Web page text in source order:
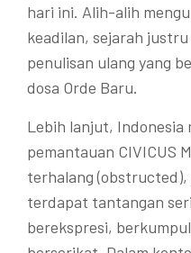
hari ini. Alih-alih
keadilan, sejarah
penulisan ulang yang
dosa Orde Baru.
Lebih lanjut, Indonesia
pemantauan CIVICUS
terhalang (obstructed),
terdapat tantangan
berekspresi,